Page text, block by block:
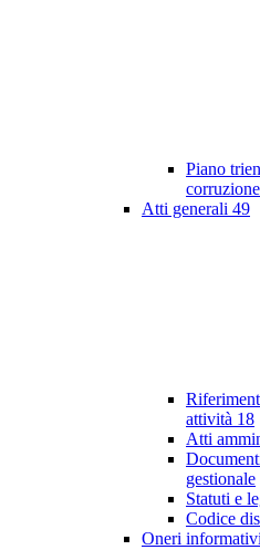
Piano
Atti generali 49
attività 18
Atti
gestionale
Statuti e
Codice
Oneri